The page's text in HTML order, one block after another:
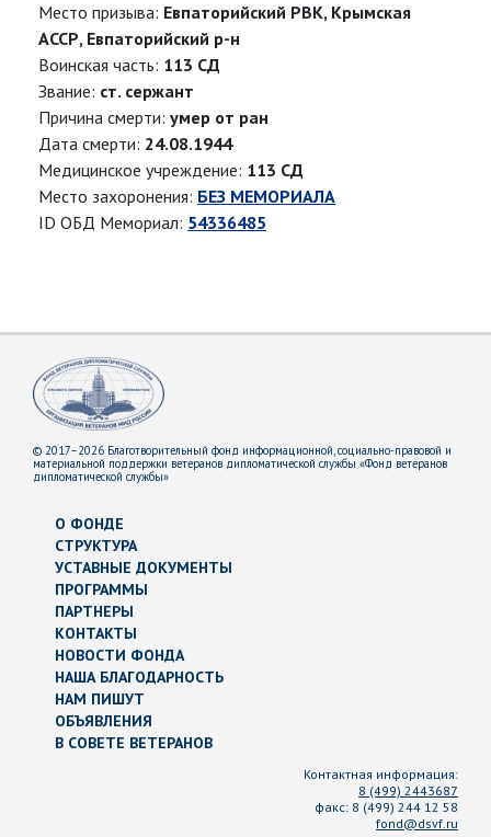
Место призыва: Евпаторийский РВК, Крымская
АССР, Евпаторийский р-н
Воинская часть: 113 СД
Звание: ст. сержант
Причина смерти: умер от ран
Дата смерти: 24.08.1944
Медицинское учреждение: 113 СД
Место захоронения: БЕЗ МЕМОРИАЛА
ID ОБД Мемориал: 54336485
© 2017–2026 Благотворительный фонд информационной, социально-правовой и
материальной поддержки ветеранов дипломатической службы «Фонд ветеранов
дипломатической службы»
О ФОНДЕ
СТРУКТУРА
УСТАВНЫЕ ДОКУМЕНТЫ
ПРОГРАММЫ
ПАРТНЕРЫ
КОНТАКТЫ
НОВОСТИ ФОНДА
НАША БЛАГОДАРНОСТЬ
НАМ ПИШУТ
ОБЪЯВЛЕНИЯ
В СОВЕТЕ ВЕТЕРАНОВ
Контактная информация:
8 (499) 2443687
факс: 8 (499) 244 12 58
fond@dsvf.ru